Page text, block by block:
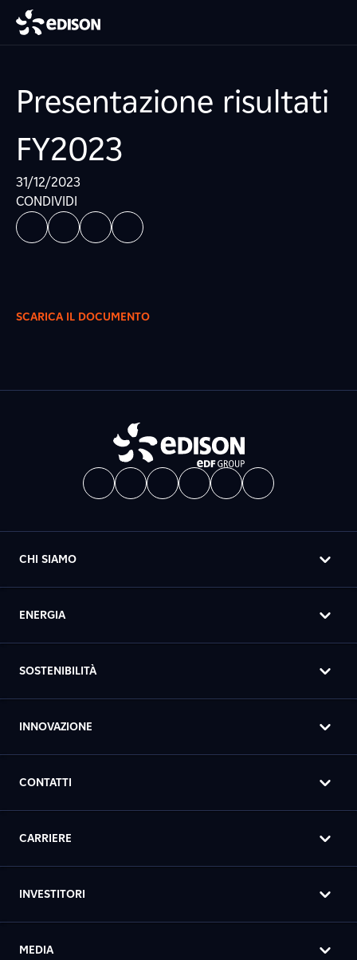
Presentazione risultati
FY2023
31/12/2023
CONDIVIDI
SCARICA IL DOCUMENTO
CHI SIAMO
ENERGIA
SOSTENIBILITÀ
INNOVAZIONE
CONTATTI
CARRIERE
INVESTITORI
MEDIA